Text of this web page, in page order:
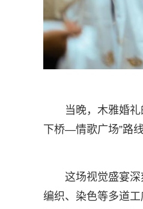
当晚，木雅婚
下桥—情歌广场”路
这场视觉盛宴
编织、染色等多道